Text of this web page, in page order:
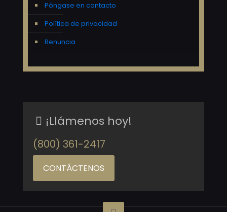
Póngase en contacto
Política de privacidad
Renuncia
¡Llámenos hoy!
(800) 361-2417
CONTÁCTENOS